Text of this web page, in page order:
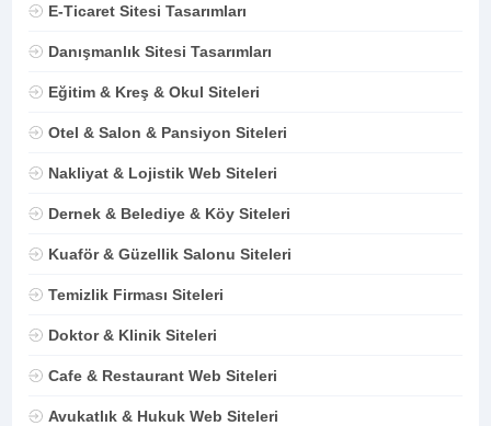
E-Ticaret Sitesi Tasarımları
Danışmanlık Sitesi Tasarımları
Eğitim & Kreş & Okul Siteleri
Otel & Salon & Pansiyon Siteleri
Nakliyat & Lojistik Web Siteleri
Dernek & Belediye & Köy Siteleri
Kuaför & Güzellik Salonu Siteleri
Temizlik Firması Siteleri
Doktor & Klinik Siteleri
Cafe & Restaurant Web Siteleri
Avukatlık & Hukuk Web Siteleri